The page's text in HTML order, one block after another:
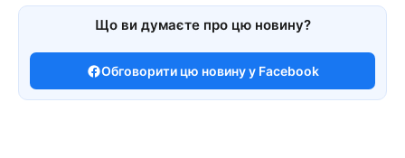
Що ви думаєте про цю новину?
Обговорити цю новину у Facebook